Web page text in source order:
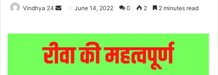
Vindhya 24
SendJune 14, 2022 0 2 2 minutes read